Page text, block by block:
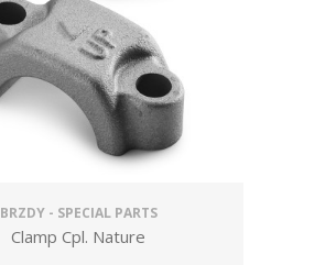
BRZDY - SPECIAL PARTS
Clamp Cpl. Nature